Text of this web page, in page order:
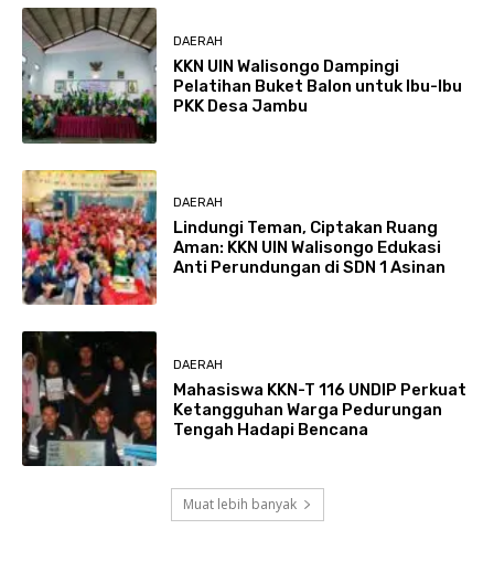
DAERAH
KKN UIN Walisongo Dampingi
Pelatihan Buket Balon untuk Ibu-Ibu
PKK Desa Jambu
DAERAH
Lindungi Teman, Ciptakan Ruang
Aman: KKN UIN Walisongo Edukasi
Anti Perundungan di SDN 1 Asinan
DAERAH
Mahasiswa KKN-T 116 UNDIP Perkuat
Ketangguhan Warga Pedurungan
Tengah Hadapi Bencana
Muat lebih banyak